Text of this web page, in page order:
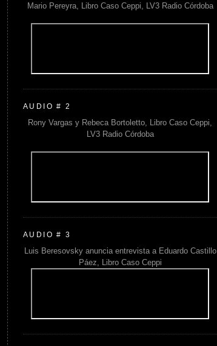
Mario Pereyra, Libro Caso Ceppi, LV3 Radio Córdoba
AUDIO # 2
Rony Vargas y Rebeca Bortoletto, Libro Caso Ceppi,
LV3 Radio Córdoba
AUDIO # 3
Luis Beresovsky anuncia entrevista a Eduardo Castillo
Páez, Libro Caso Ceppi